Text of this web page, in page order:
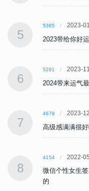
5
5385 2023-
2023带给你好
6
5291 2023-
2024带来运气
7
4679 2023-
高级感满满很
8
4154 2022-
微信个性女生
的